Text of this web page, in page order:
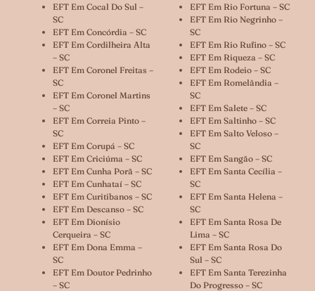
EFT Em Cocal Do Sul –
SC
EFT Em Concórdia – SC
EFT Em Cordilheira Alta
– SC
EFT Em Coronel Freitas –
SC
EFT Em Coronel Martins
– SC
EFT Em Correia Pinto –
SC
EFT Em Corupá – SC
EFT Em Criciúma – SC
EFT Em Cunha Porã – SC
EFT Em Cunhataí – SC
EFT Em Curitibanos – SC
EFT Em Descanso – SC
EFT Em Dionísio
Cerqueira – SC
EFT Em Dona Emma –
SC
EFT Em Doutor Pedrinho
– SC
EFT Em Rio Fortuna – SC
EFT Em Rio Negrinho –
SC
EFT Em Rio Rufino – SC
EFT Em Riqueza – SC
EFT Em Rodeio – SC
EFT Em Romelândia –
SC
EFT Em Salete – SC
EFT Em Saltinho – SC
EFT Em Salto Veloso –
SC
EFT Em Sangão – SC
EFT Em Santa Cecília –
SC
EFT Em Santa Helena –
SC
EFT Em Santa Rosa De
Lima – SC
EFT Em Santa Rosa Do
Sul – SC
EFT Em Santa Terezinha
Do Progresso – SC